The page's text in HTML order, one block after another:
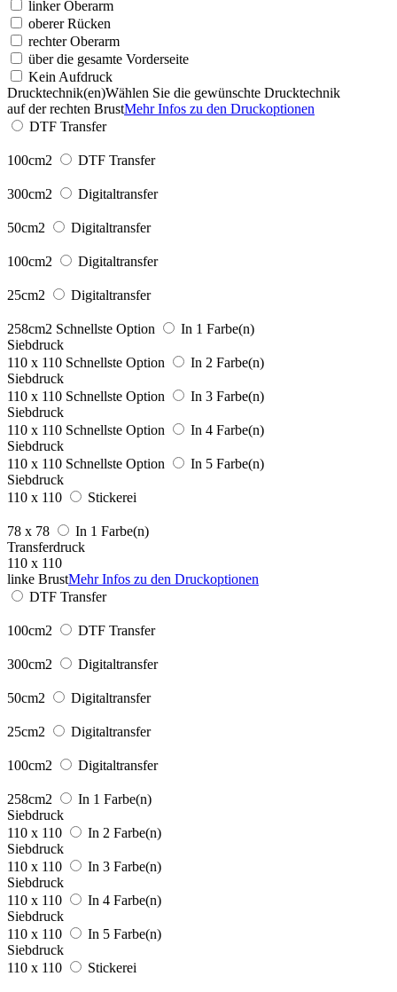
linker Oberarm
oberer Rücken
rechter Oberarm
über die gesamte Vorderseite
Kein Aufdruck
Drucktechnik(en)Wählen Sie die gewünschte Drucktechnik
auf der rechten BrustMehr Infos zu den Druckoptionen
DTF Transfer
100cm2 DTF Transfer
300cm2 Digitaltransfer
50cm2 Digitaltransfer
100cm2 Digitaltransfer
25cm2 Digitaltransfer
258cm2 Schnellste Option
In 1 Farbe(n)
Siebdruck
110 x 110 Schnellste Option
In 2 Farbe(n)
Siebdruck
110 x 110 Schnellste Option
In 3 Farbe(n)
Siebdruck
110 x 110 Schnellste Option
In 4 Farbe(n)
Siebdruck
110 x 110 Schnellste Option
In 5 Farbe(n)
Siebdruck
110 x 110
Stickerei
78 x 78
In 1 Farbe(n)
Transferdruck
110 x 110
linke BrustMehr Infos zu den Druckoptionen
DTF Transfer
100cm2 DTF Transfer
300cm2 Digitaltransfer
50cm2 Digitaltransfer
25cm2 Digitaltransfer
100cm2 Digitaltransfer
258cm2
In 1 Farbe(n)
Siebdruck
110 x 110
In 2 Farbe(n)
Siebdruck
110 x 110
In 3 Farbe(n)
Siebdruck
110 x 110
In 4 Farbe(n)
Siebdruck
110 x 110
In 5 Farbe(n)
Siebdruck
110 x 110
Stickerei